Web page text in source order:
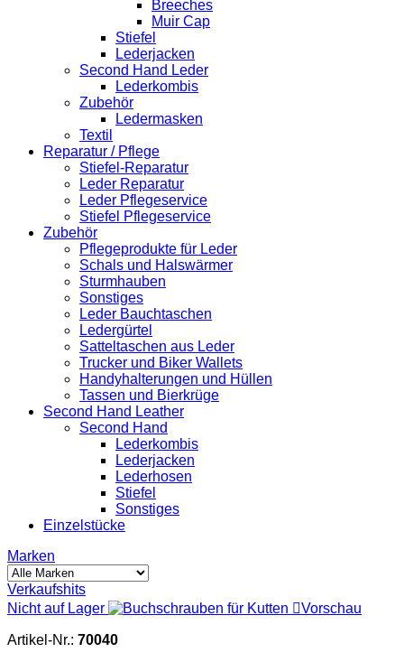
Breeches
Muir Cap
Stiefel
Lederjacken
Second Hand Leder
Lederkombis
Zubehör
Ledermasken
Textil
Reparatur / Pflege
Stiefel-Reparatur
Leder Reparatur
Leder Pflegeservice
Stiefel Pflegeservice
Zubehör
Pflegeprodukte für Leder
Schals und Halswärmer
Sturmhauben
Sonstiges
Leder Bauchtaschen
Ledergürtel
Satteltaschen aus Leder
Trucker und Biker Wallets
Handyhalterungen und Hüllen
Tassen und Bierkrüge
Second Hand Leather
Second Hand
Lederkombis
Lederjacken
Lederhosen
Stiefel
Sonstiges
Einzelstücke
Marken
Verkaufshits
Nicht auf Lager
Vorschau
Artikel-Nr.: 70040